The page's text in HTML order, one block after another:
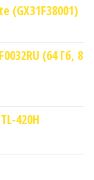
(GX31F38001)
(64 Гб, 8
420H